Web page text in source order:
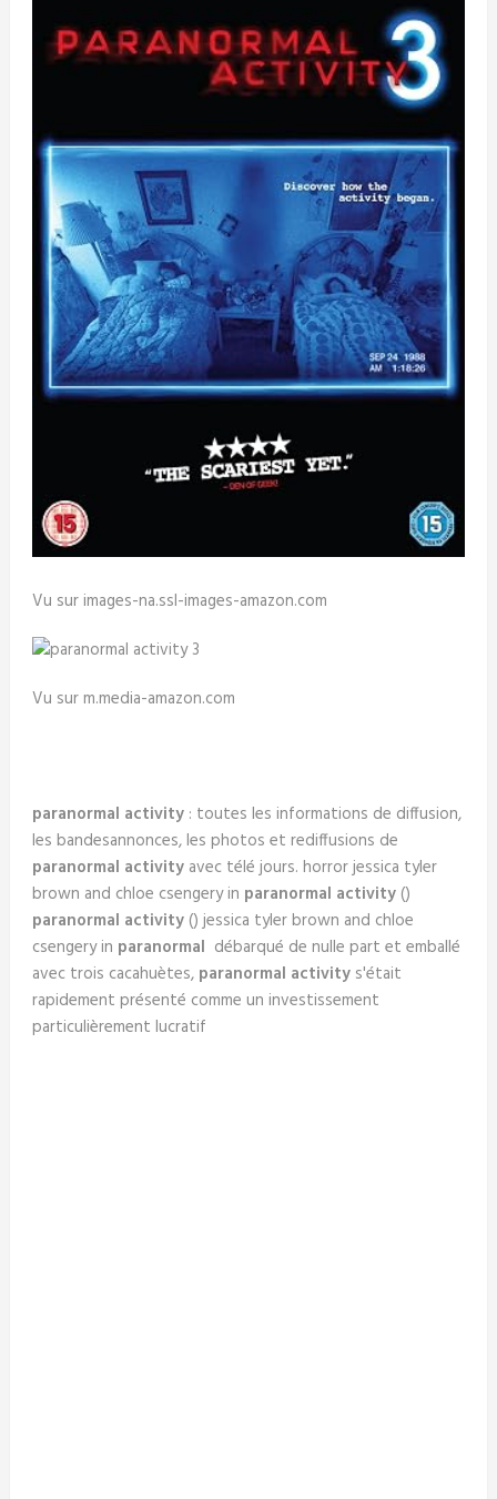
Vu sur images-na.ssl-images-amazon.com
Vu sur m.media-amazon.com
paranormal activity: toutes les informations de diffusion,
les bandesannonces, les photos et rediffusions de
paranormal activityavec télé jours. horror jessica tyler
brown and chloe csengery in paranormal activity()
paranormal activity() jessica tyler brown and chloe
csengery in paranormal débarqué de nulle part et emballé
avec trois cacahuètes, paranormal activitys'était
rapidement présenté comme un investissement
particulièrement lucratif